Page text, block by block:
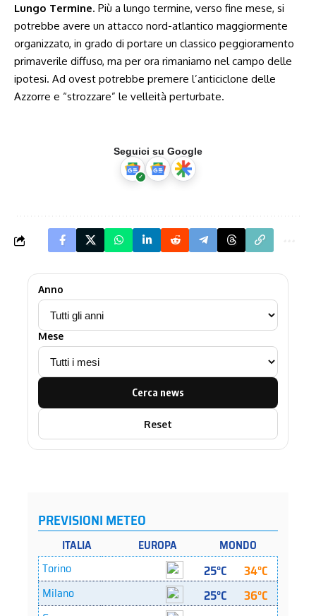
Lungo Termine. Più a lungo termine, verso fine mese, si
potrebbe avere un attacco nord-atlantico maggiormente
organizzato, in grado di portare un classico peggioramento
primaverile diffuso, ma per ora rimaniamo nel campo delle
ipotesi. Ad ovest potrebbe premere l’anticiclone delle
Azzorre e “strozzare” le velleità perturbate.
Seguici su Google
Anno
Mese
Cerca news
Reset